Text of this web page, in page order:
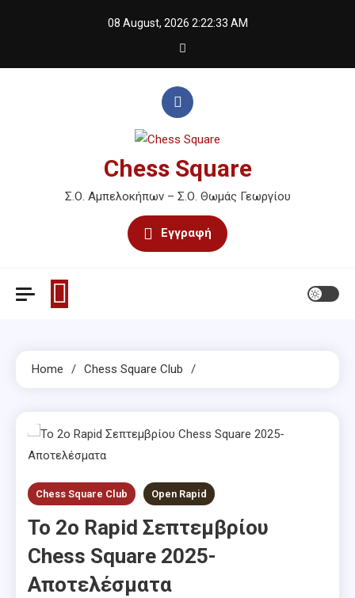
08 August, 2026 2:22:33 AM
Chess Square
Σ.Ο. Αμπελοκήπων – Σ.Ο. Θωμάς Γεωργίου
Εγγραφή
Home Chess Square Club
Chess Square Club Open Rapid
To 2o Rapid Σεπτεμβρίου
Chess Square 2025-
Αποτελέσματα